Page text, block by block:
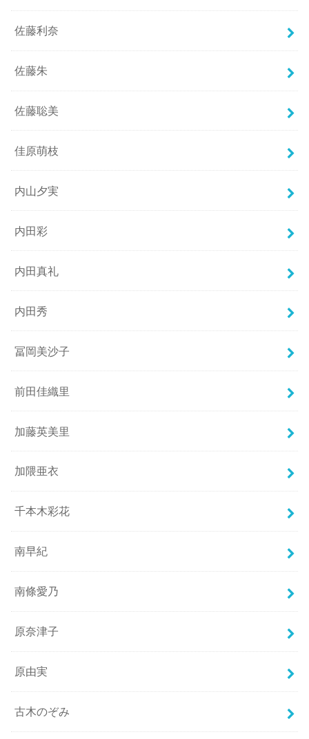
佐藤利奈
佐藤朱
佐藤聡美
佳原萌枝
内山夕実
内田彩
内田真礼
内田秀
冨岡美沙子
前田佳織里
加藤英美里
加隈亜衣
千本木彩花
南早紀
南條愛乃
原奈津子
原由実
古木のぞみ